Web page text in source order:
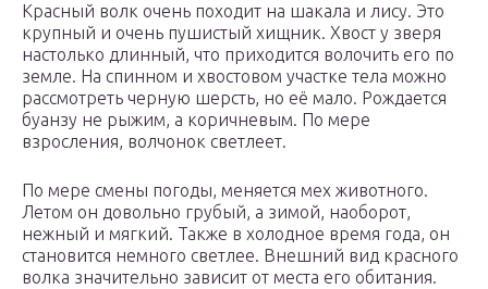
Красный волк очень походит на шакала и лису. Это
крупный и очень пушистый хищник. Хвост у зверя
настолько длинный, что приходится волочить его по
земле. На спинном и хвостовом участке тела можно
рассмотреть черную шерсть, но её мало. Рождается
буанзу не рыжим, а коричневым. По мере
взросления, волчонок светлеет.
По мере смены погоды, меняется мех животного.
Летом он довольно грубый, а зимой, наоборот,
нежный и мягкий. Также в холодное время года, он
становится немного светлее. Внешний вид красного
волка значительно зависит от места его обитания.